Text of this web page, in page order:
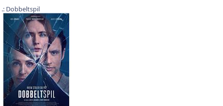
Dobbeltspil